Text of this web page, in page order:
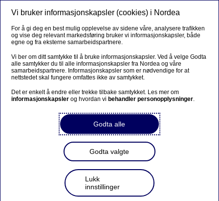
Vi bruker informasjonskapsler (cookies) i Nordea
For å gi deg en best mulig opplevelse av sidene våre, analysere trafikken
og vise deg relevant markedsføring bruker vi informasjonskapsler, både
egne og fra eksterne samarbeidspartnere.
Vi ber om ditt samtykke til å bruke informasjonskapsler. Ved å velge Godta
alle samtykker du til alle informasjonskapsler fra Nordea og våre
samarbeidspartnere. Informasjonskapsler som er nødvendige for at
nettstedet skal fungere omfattes ikke av samtykket.
Det er enkelt å endre eller trekke tilbake samtykket. Les mer om
informasjonskapsler og hvordan vi behandler personopplysninger.
Godta alle
Godta valgte
Lukk
innstillinger